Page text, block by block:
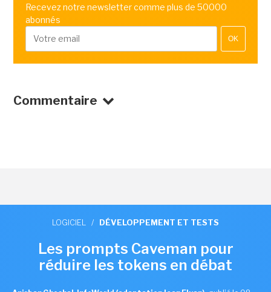
Recevez notre newsletter comme plus de 50000
abonnés
OK
Commentaire
LOGICIEL / DÉVELOPPEMENT ET TESTS
Les prompts Caveman pour
réduire les tokens en débat